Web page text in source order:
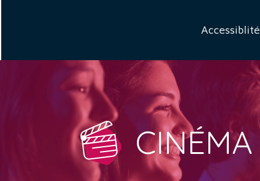
Accessiblité
CINÉMA